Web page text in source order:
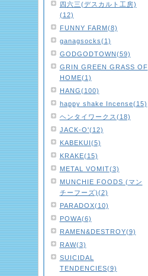
四六三(デスカルト工房)
(12)
FUNNY FARM(8)
ganagsocks(1)
GODGODTOWN(59)
GRIN GREEN GRASS OF
HOME(1)
HANG(100)
happy shake Incense(15)
ヘンタイワークス(18)
JACK-O'(12)
KABEKUI(5)
KRAKE(15)
METAL VOMIT(3)
MUNCHIE FOODS (マン
チーフーズ)(2)
PARADOX(10)
POWA(6)
RAMEN&DESTROY(9)
RAW(3)
SUICIDAL
TENDENCIES(9)